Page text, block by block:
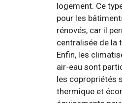
logement. Ce
pour les
rénovés, car il
centralisée de la
Enfin, les
air-eau sont
les copropriétés
thermique et